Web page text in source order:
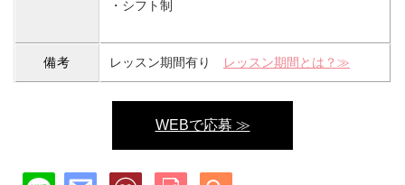
・シフト制
備考 レッスン期間有り レッスン期間とは？≫
WEBで応募 ≫